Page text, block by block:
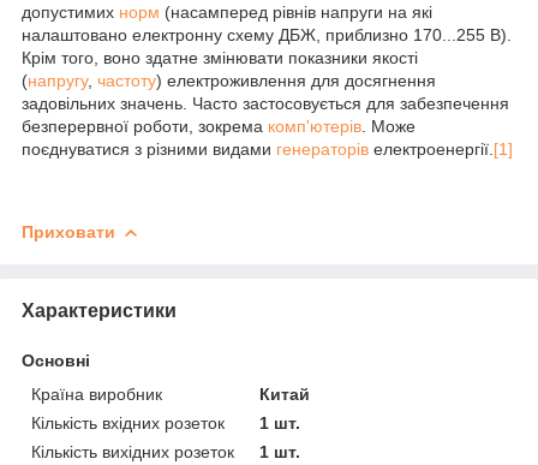
допустимих норм (насамперед рівнів напруги на які
налаштовано електронну схему ДБЖ, приблизно 170...255 В).
Крім того, воно здатне змінювати показники якості
(напругу, частоту) електроживлення для досягнення
задовільних значень. Часто застосовується для забезпечення
безперервної роботи, зокрема комп'ютерів . Може
поєднуватися з різними видами генераторів електроенергії. [1]
Приховати
Характеристики
Основні
Країна виробник
Китай
Кількість вхідних розеток
1 шт.
Кількість вихідних розеток
1 шт.